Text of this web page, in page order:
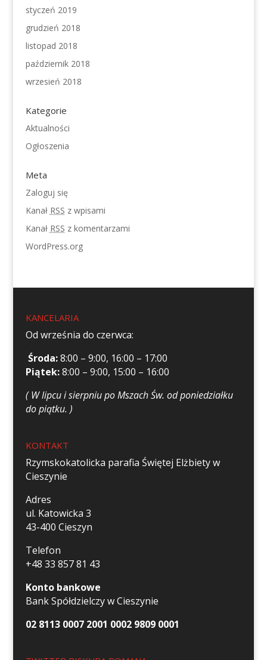
styczeń 2019
grudzień 2018
listopad 2018
październik 2018
wrzesień 2018
Kategorie
Aktualności
Ogłoszenia
Meta
Zaloguj się
Kanał RSS z wpisami
Kanał RSS z komentarzami
WordPress.org
KANCELARIA
Od września do czerwca:
Środa:8:00 – 9:00, 16:00 – 17:00
Piątek:8:00 – 9:00, 15:00 – 16:00
( W lipcu i sierpniu po Mszach Św. od poniedziałku
do piątku. )
KONTAKT
Rzymskokatolicka parafia Świętej Elżbiety w
Cieszynie
Adres
ul. Katowicka 3
43-400 Cieszyn
Telefon
+48 33 857 81 43
Konto bankowe
Bank Spółdzielczy w Cieszynie
02 8113 0007 2001 0002 9809 0001